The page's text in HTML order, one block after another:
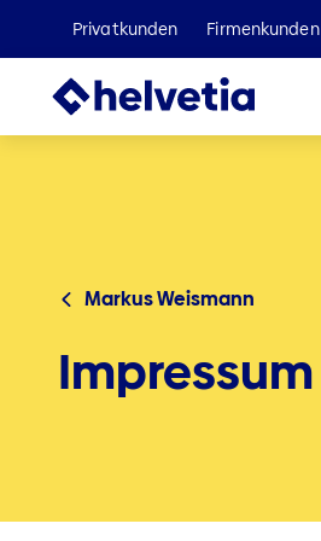
Privatkunden Firmenkunden
Markus Weismann
Impressum